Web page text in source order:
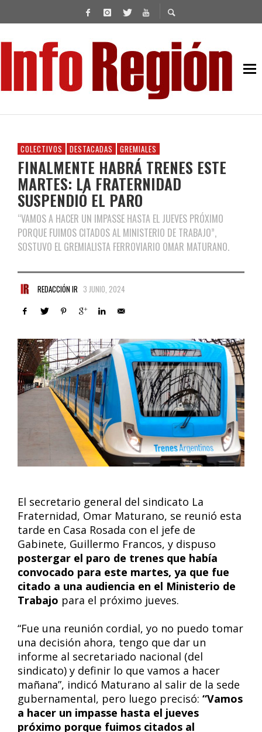
COLECTIVOS DESTACADAS GREMIALES
FINALMENTE HABRÁ TRENES ESTE
MARTES: LA FRATERNIDAD
SUSPENDIÓ EL PARO
“VAMOS A HACER UN IMPASSE HASTA EL JUEVES PRÓXIMO
PORQUE FUIMOS CITADOS AL MINISTERIO DE TRABAJO”,
SOSTUVO EL GREMIALISTA FERROVIARIO OMAR MATURANO.
REDACCIÓN IR 3 JUNIO, 2024
El secretario general del sindicato La
Fraternidad, Omar Maturano, se reunió esta
tarde en Casa Rosada con el jefe de
Gabinete, Guillermo Francos, y dispuso
postergar el paro de trenes que había
convocado para este martes, ya que fue
citado a una audiencia en el Ministerio de
Trabajo para el próximo jueves.
“Fue una reunión cordial, yo no puedo tomar
una decisión ahora, tengo que dar un
informe al secretariado nacional (del
sindicato) y definir lo que vamos a hacer
mañana”, indicó Maturano al salir de la sede
gubernamental, pero luego precisó: “Vamos
a hacer un impasse hasta el jueves
próximo porque fuimos citados al